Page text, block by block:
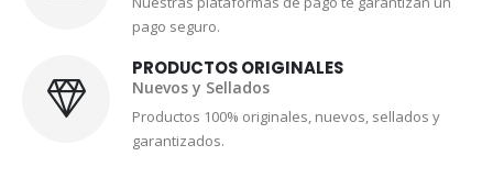
pago seguro.
PRODUCTOS ORIGINALES
Nuevos y Sellados
Productos 100% originales, nuevos, sellados y
garantizados.